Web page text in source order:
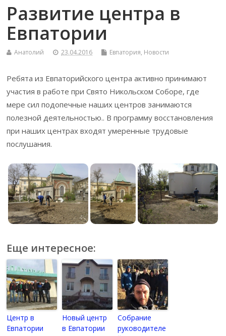
Развитие центра в
Евпатории
Анатолий 23.04.2016 Евпатория, Новости
Ребята из Евпаторийского центра активно принимают
участия в работе при Свято Никольском Соборе, где
мере сил подопечные наших центров занимаются
полезной деятельностью.. В программу восстановления
при наших центрах входят умеренные трудовые
послушания.
Еще интересное:
Центр в
Евпатории
Новый центр
в Евпатории
Собрание
руководителе